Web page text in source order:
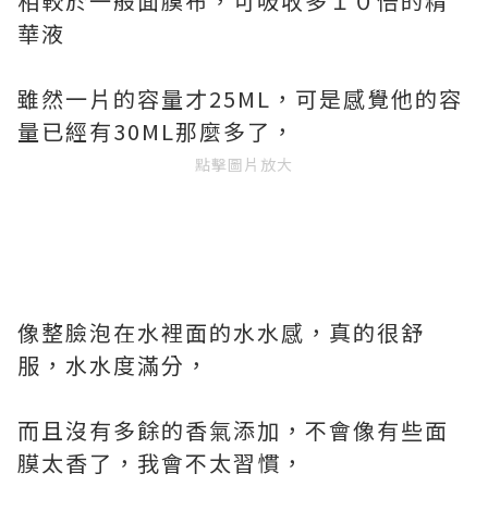
華液
雖然一片的容量才25ML，可是感覺他的容
量已經有30ML那麼多了，
點擊圖片放大
像整臉泡在水裡面的水水感，真的很舒
服，水水度滿分，
而且沒有多餘的香氣添加，不會像有些面
膜太香了，我會不太習慣，